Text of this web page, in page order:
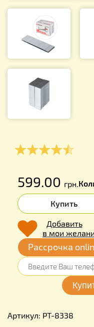
599.00 грн.
Купить
Добавить
в мои
Рассрочка
Артикул: PT-8338